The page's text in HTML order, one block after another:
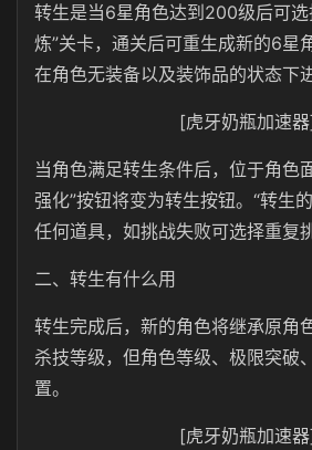
转生是当6星角色达到 200级后可选
炼”关卡，通关后可重生成新的6星
在角色无装备以及装饰品的状态下进
[虎牙奶瓶加速
当角色满足转生条件后，位于角色
强化”按钮将变为转生按钮。“转生
任何道具，如挑战失败可选择重复挑
二、 转生有什么用
转生完成后，新的角色将继承原角
杀技等级，但角色等级、极限突破
置。
[虎牙奶瓶加速